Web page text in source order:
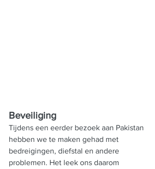
Beveiliging
Tijdens een eerder bezoek aan Pakistan
hebben we te maken gehad met
bedreigingen, diefstal en andere
problemen. Het leek ons daarom